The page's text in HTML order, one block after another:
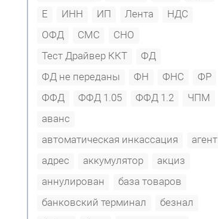
Е
ИНН ИП Лента
НДС
ОФД
СМС
СНО
Тест Драйвер ККТ
ФД
ФД не переданы
ФН ФНС
ФР
ФФД
ФФД 1.05 ФФД 1.2
ЧПМ
аванс
автоматическая инкассация
агент
адрес
аккумулятор
акциз
аннулирован
база товаров
банковский терминал
безнал